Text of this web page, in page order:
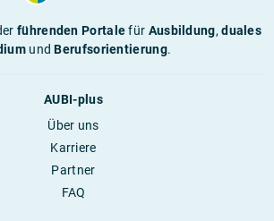
führenden Portalefür Ausbildung,duales
undBerufsorientierung.
AUBI-plus
Über uns
Karriere
Partner
FAQ